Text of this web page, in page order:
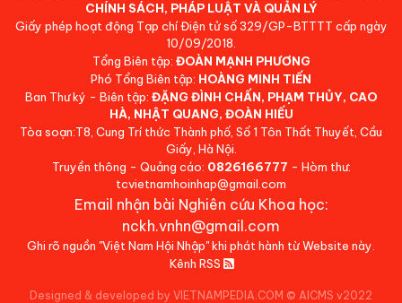
CHÍNH SÁCH, PHÁP LUẬT VÀ QUẢN LÝ
Giấy phép hoạt động Tạp chí Điện tử số 329/GP-BTTTT cấp ngày
10/09/2018.
Tổng Biên tập: ĐOÀN MẠNH PHƯƠNG
Phó Tổng Biên tập: HOÀNG MINH TIẾN
Ban Thư ký - Biên tập: ĐẶNG ĐÌNH CHẤN, PHẠM THỦY, CAO
HÀ, NHẬT QUANG, ĐOÀN HIẾU
Tòa soạn:T8, Cung Trí thức Thành phố, Số 1 Tôn Thất Thuyết, Cầu
Giấy, Hà Nội.
Truyền thông - Quảng cáo: 0826166777 - Hòm thư:
tcvietnamhoinhap@gmail.com
Email nhận bài Nghiên cứu Khoa học:
nckh.vnhn@gmail.com
Ghi rõ nguồn "Việt Nam Hội Nhập" khi phát hành từ Website này.
Kênh RSS
Designed & developed by VIETNAMPEDIA.COM © AICMS v2022